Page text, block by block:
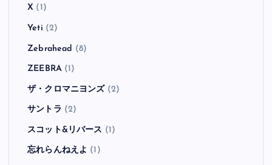
X (1)
Yeti (2)
Zebrahead (8)
ZEEBRA(1)
ザ・クロマニヨンズ(2)
サントラ (2)
スコット&リバース (1)
忘れらんねえよ (1)